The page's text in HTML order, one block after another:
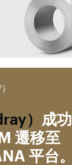
） 成功
遷移至
平台。